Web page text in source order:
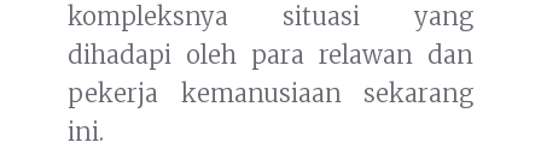
kompleksnya situasi yang
dihadapi oleh para relawan dan
pekerja kemanusiaan sekarang
ini.